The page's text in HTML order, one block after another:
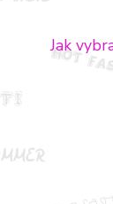
Jak